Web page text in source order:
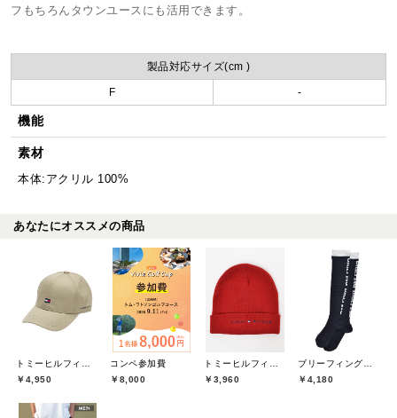
フもちろんタウンユースにも活用できます。
製品対応サイズ(cm )
F -
機能
素材
本体:アクリル 100%
あなたにオススメの商品
￥4,950
コンペ参加費
￥8,000
￥3,960
￥4,180